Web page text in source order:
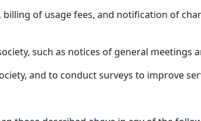
of usage fees, and notification of
such as notices of general
and to conduct surveys to improve